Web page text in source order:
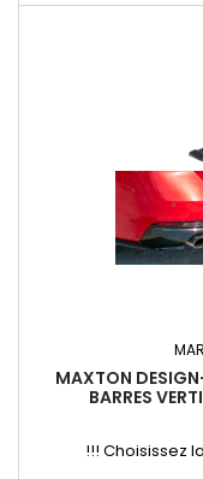
MAXTON
BARRES
!!! Choisissez